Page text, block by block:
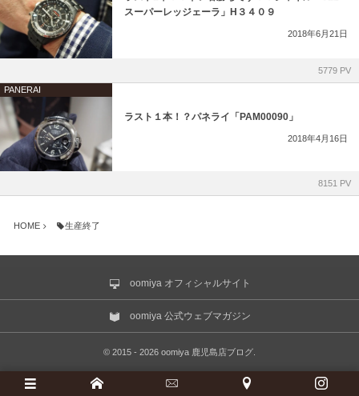
スーパーレッジェーラ」H３４０９
2018年6月21日
5779 PV
PANERAI
ラスト１本！？パネライ「PAM00090」
2018年4月16日
8151 PV
HOME 生産終了
oomiya オフィシャルサイト
oomiya 公式ウェブマガジン
© 2015 - 2026 oomiya 鹿児島店ブログ